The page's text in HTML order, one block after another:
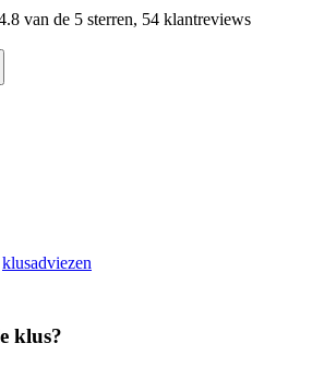
van de 5 sterren, 54 klantreviews
klusadviezen
klus?